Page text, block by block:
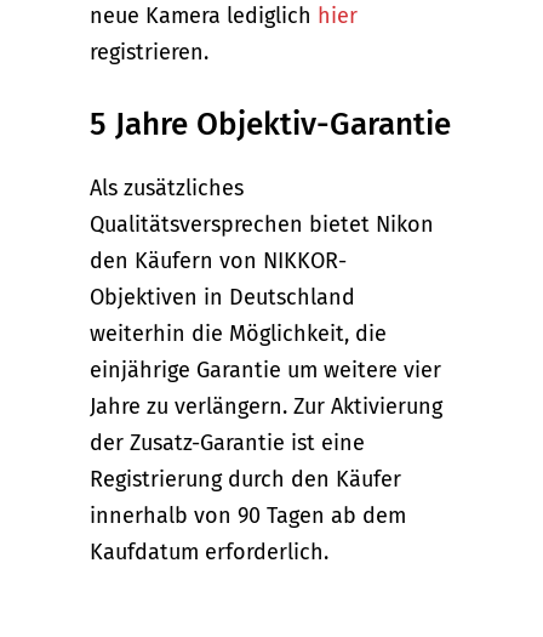
neue Kamera lediglich hier
registrieren.
5 Jahre Objektiv-Garantie
Als zusätzliches
Qualitätsversprechen bietet Nikon
den Käufern von NIKKOR-
Objektiven in Deutschland
weiterhin die Möglichkeit, die
einjährige Garantie um weitere vier
Jahre zu verlängern. Zur Aktivierung
der Zusatz-Garantie ist eine
Registrierung durch den Käufer
innerhalb von 90 Tagen ab dem
Kaufdatum erforderlich.